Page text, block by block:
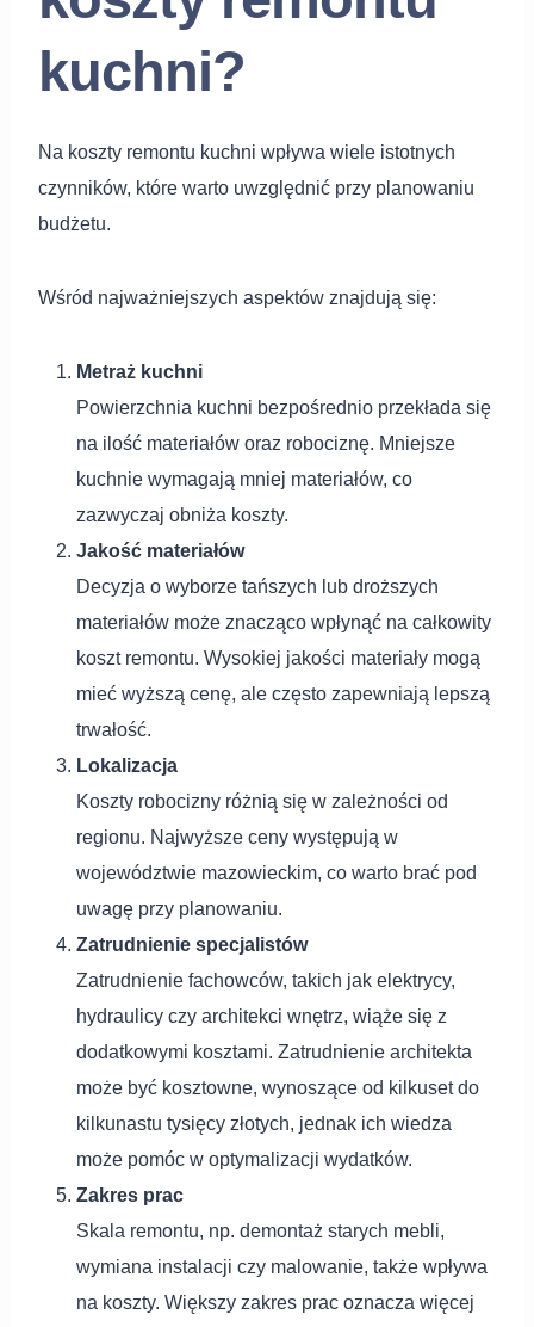
kuchni?
Na koszty remontu kuchni wpływa wiele istotnych
czynników, które warto uwzględnić przy planowaniu
budżetu.
Wśród najważniejszych aspektów znajdują się:
Metraż kuchni
Powierzchnia kuchni bezpośrednio przekłada się
na ilość materiałów oraz robociznę. Mniejsze
kuchnie wymagają mniej materiałów, co
zazwyczaj obniża koszty.
Jakość materiałów
Decyzja o wyborze tańszych lub droższych
materiałów może znacząco wpłynąć na całkowity
koszt remontu. Wysokiej jakości materiały mogą
mieć wyższą cenę, ale często zapewniają lepszą
trwałość.
Lokalizacja
Koszty robocizny różnią się w zależności od
regionu. Najwyższe ceny występują w
województwie mazowieckim, co warto brać pod
uwagę przy planowaniu.
Zatrudnienie specjalistów
Zatrudnienie fachowców, takich jak elektrycy,
hydraulicy czy architekci wnętrz, wiąże się z
dodatkowymi kosztami. Zatrudnienie architekta
może być kosztowne, wynoszące od kilkuset do
kilkunastu tysięcy złotych, jednak ich wiedza
może pomóc w optymalizacji wydatków.
Zakres prac
Skala remontu, np. demontaż starych mebli,
wymiana instalacji czy malowanie, także wpływa
na koszty. Większy zakres prac oznacza więcej